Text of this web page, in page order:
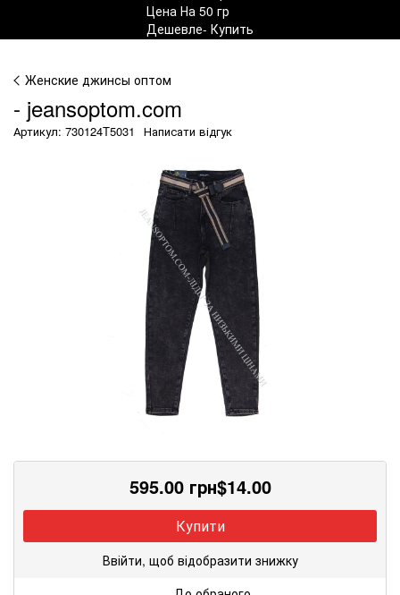
Женские джинсы оптом
- jeansoptom.com
Артикул: 730124T5031 Написати відгук
595.00грн$14.00
Купити
Ввійти, щоб відобразити знижку